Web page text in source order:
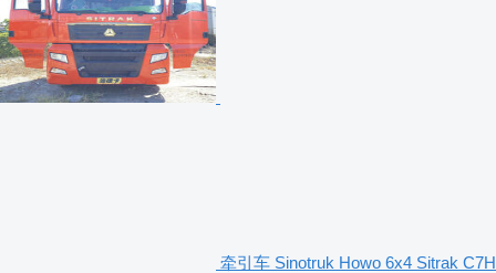
牵引车 Sinotruk Howo 6x4 Sitrak C7H